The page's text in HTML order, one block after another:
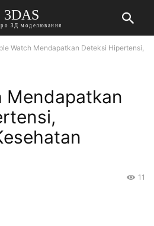
3DAS
3Д моделювання
Watch Mendapatkan Deteksi Hipertensi,
Mendapatkan
11